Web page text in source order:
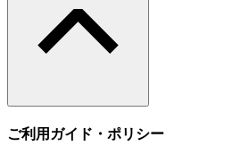
ご利用ガイド・ポリシー